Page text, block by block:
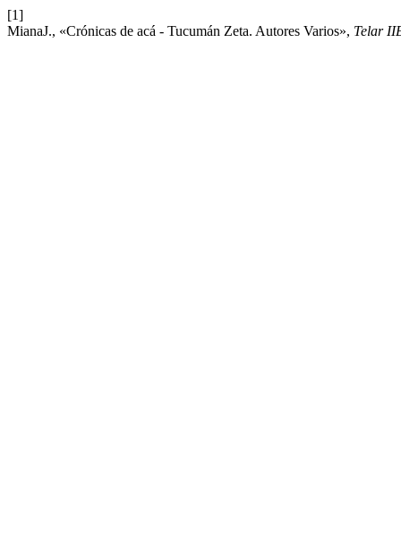
[1]
MianaJ., «Crónicas de acá - Tucumán Zeta. Autores Varios», Telar